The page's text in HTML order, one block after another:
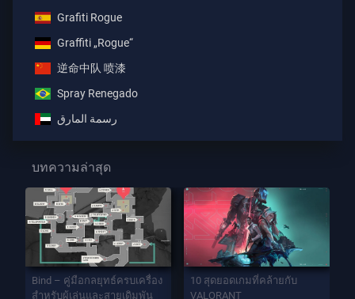
Grafiti Rogue
Graffiti „Rogue“
逆命中队 喷漆
Spray Renegado
رسمة المارق
บทความล่าสุด
Bind – คู่มือกลยุทธ์ครบเครื่อง
สำหรับผู้เล่นและสายเดิมพัน
10 สุดยอดเกมที่คล้ายกับ
VALORANT